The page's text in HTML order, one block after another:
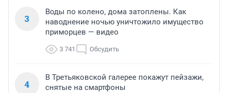
3
Воды по колено, дома затоплены. Как
наводнение ночью уничтожило имущество
приморцев — видео
3 741 Обсудить
4
В Третьяковской галерее покажут пейзажи,
снятые на смартфоны